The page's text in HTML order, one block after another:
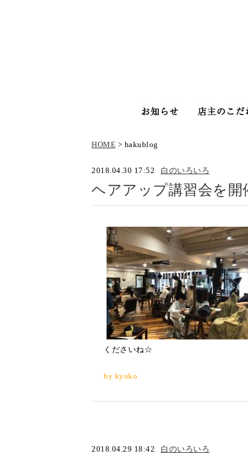
HOME > hakublog
2018.04.30 17:52 白のいろいろ
ヘアアップ講習会を開
くださいね☆
by kyoko
2018.04.29 18:42 白のいろいろ